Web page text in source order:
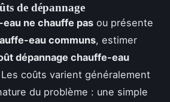
de dépannage
ne chauffe pas ou présente
eau communs, estimer
dépannage chauffe-eau
coûts varient généralement
du problème : une simple